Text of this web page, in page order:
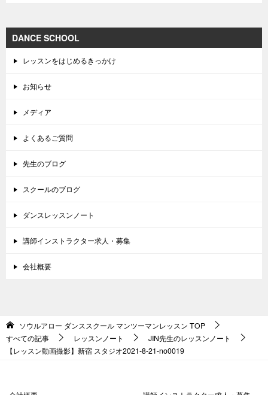
DANCE SCHOOL
レッスンをはじめるきっかけ
お知らせ
メディア
よくあるご質問
先生のブログ
スクールのブログ
ダンスレッスンノート
講師インストラクター求人・募集
会社概要
ソウルアロー ダンススクール マンツーマンレッスン TOP
すべての記事
レッスンノート
JIN先生のレッスンノート
【レッスン動画撮影】新宿 スタジオ2021-8-21-no0019